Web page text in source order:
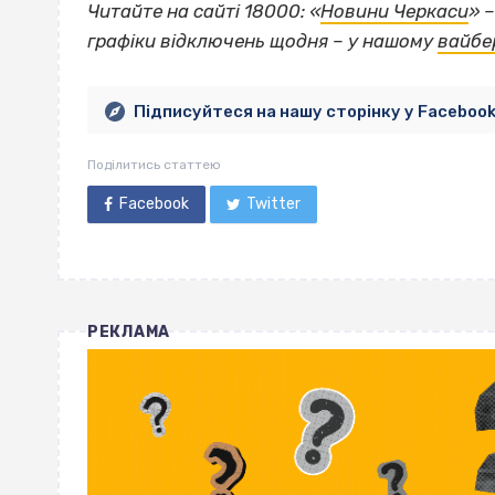
Читайте на сайті 18000: «Новини Черкаси»
графіки відключень щодня – у нашому
Підписуйтеся на нашу сторінку у Facebook
Поділитись статтею
Facebook Twitter
РЕКЛАМА